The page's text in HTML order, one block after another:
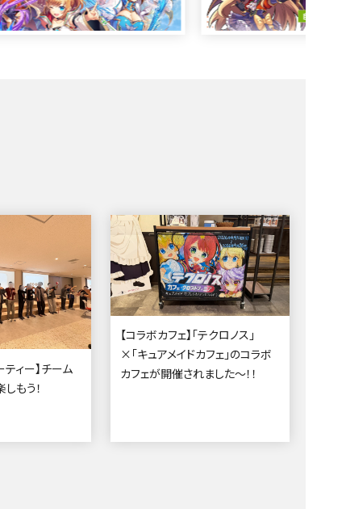
ティー】チーム
もう！
【コラボカフェ】「テクロノス」
×「キュアメイドカフェ」のコラボ
カフェが開催されました～！！